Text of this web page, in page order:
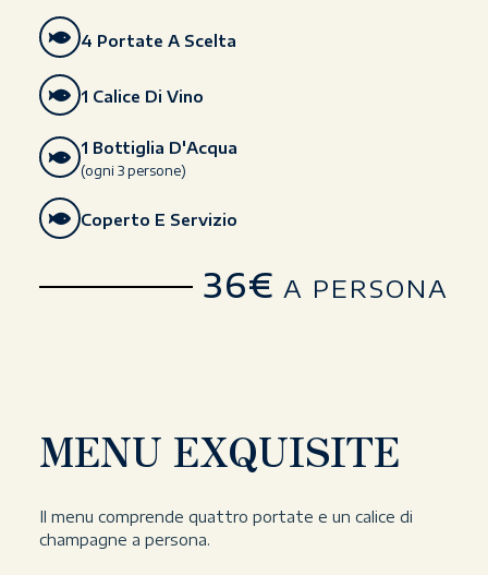
4 Portate A Scelta
1 Calice Di Vino
1 Bottiglia D'Acqua
(ogni 3 persone)
Coperto E Servizio
36€ A PERSONA
MENU EXQUISITE
Il menu comprende quattro portate e un calice di
champagne a persona.